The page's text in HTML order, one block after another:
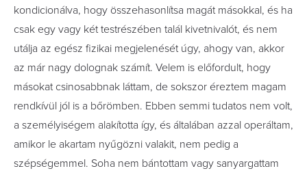
kondicionálva, hogy összehasonlítsa magát másokkal, és ha
csak egy vagy két testrészében talál kivetnivalót, és nem
utálja az egész fizikai megjelenését úgy, ahogy van, akkor
az már nagy dolognak számít. Velem is előfordult, hogy
másokat csinosabbnak láttam, de sokszor éreztem magam
rendkívül jól is a bőrömben. Ebben semmi tudatos nem volt,
a személyiségem alakította így, és általában azzal operáltam,
amikor le akartam nyűgözni valakit, nem pedig a
szépségemmel. Soha nem bántottam vagy sanyargattam